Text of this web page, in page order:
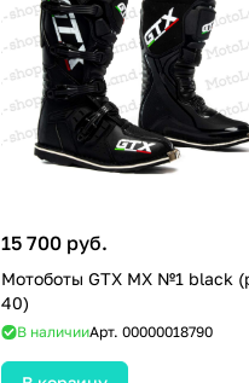
15 700 руб.
Мотоботы GTX MX №1 black
40)
В наличииАрт. 00000018790